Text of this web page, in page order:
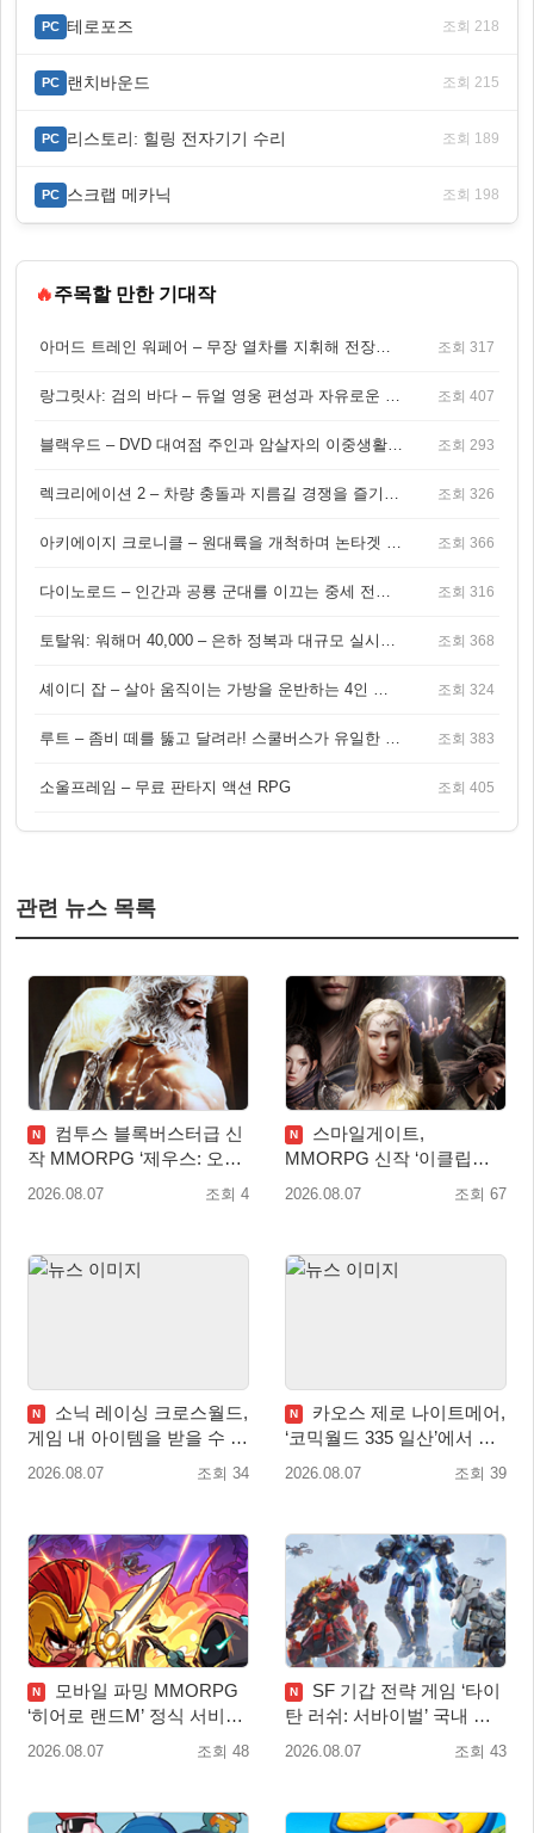
PC 테로포즈 조회 218
PC 랜치바운드 조회 215
PC 리스토리: 힐링 전자기기 수리 조회 189
PC 스크랩 메카닉 조회 198
🔥주목할 만한 기대작
아머드 트레인 워페어 – 무장 열차를 지휘해 전장을 돌파하는 생존 전투 게임 조회 317
랑그릿사: 검의 바다 – 듀얼 영웅 편성과 자유로운 탐험을 결합한 판타지 전략 RPG 조회 407
블랙우드 – DVD 대여점 주인과 암살자의 이중생활을 그린 3인칭 액션 스릴러 게임 조회 293
렉크리에이션 2 – 차량 충돌과 지름길 경쟁을 즐기는 오픈월드 아케이드 레이싱 게임 조회 326
아키에이지 크로니클 – 원대륙을 개척하며 논타겟 전투를 즐기는 오픈월드 MMORPG 조회 366
다이노로드 – 인간과 공룡 군대를 이끄는 중세 전략 액션 RPG 조회 316
토탈워: 워해머 40,000 – 은하 정복과 대규모 실시간 전투가 결합된 전략 게임! 조회 368
셰이디 잡 – 살아 움직이는 가방을 운반하는 4인 협동 물리 어드벤처 게임 조회 324
루트 – 좀비 떼를 뚫고 달려라! 스쿨버스가 유일한 집이 되는 4인 협동 생존 게임 조회 383
소울프레임 – 무료 판타지 액션 RPG 조회 405
관련 뉴스 목록
N
컴투스 블록버스터급 신
작 MMORPG ‘제우스: 오만
의 신’, 8월 26일 출시!
2026.08.07 조회 4
N
스마일게이트,
MMORPG 신작 ‘이클립스:
더 어웨이크닝’ 9월 10일 론
2026.08.07 조회 67
N
소닉 레이싱 크로스월드,
게임 내 아이템을 받을 수 있
는 ‘레전드 대회 라운드 7’ 개
2026.08.07 조회 34
N
카오스 제로 나이트메어,
‘코믹월드 335 일산’에서 이
용자 소통 예고
2026.08.07 조회 39
N
모바일 파밍 MMORPG
‘히어로 랜드M’ 정식 서비스
돌입
2026.08.07 조회 48
N
SF 기갑 전략 게임 ‘타이
탄 러쉬: 서바이벌’ 국내 정
식 출시
2026.08.07 조회 43